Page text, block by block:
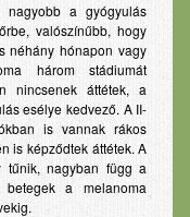
nagyobb a gyógyulás
valószínűbb, hogy
néhány hónapon vagy
három stádiumát
nincsenek áttétek, a
esélye kedvező. A II-
is vannak rákos
is képződtek áttétek. A
tűnik, nagyban függ a
betegek a melanoma